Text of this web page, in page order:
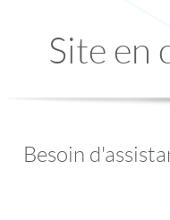
Site en
Besoin